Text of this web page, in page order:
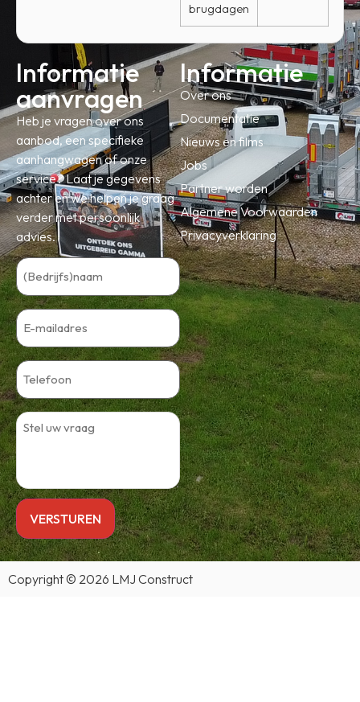
brugdagen
Informatie
aanvragen
Heb je vragen over ons
aanbod, een specifieke
aanhangwagen of onze
service? Laat je gegevens
achter en we helpen je graag
verder met persoonlijk
advies.
Informatie
Over ons
Documentatie
Nieuws en films
Jobs
Partner worden
Algemene Voorwaarden
Privacyverklaring
Copyright © 2026 LMJ Construct